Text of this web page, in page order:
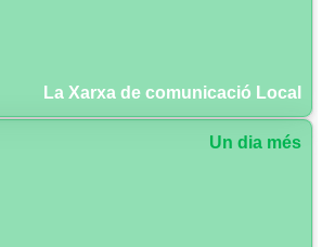
La Xarxa de comunicació Local
Un dia més